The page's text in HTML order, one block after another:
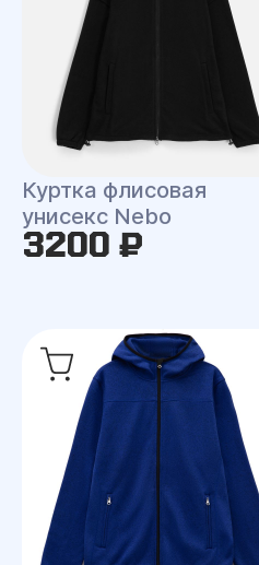
Куртка флисовая
унисекс Nebo
3200 ₽